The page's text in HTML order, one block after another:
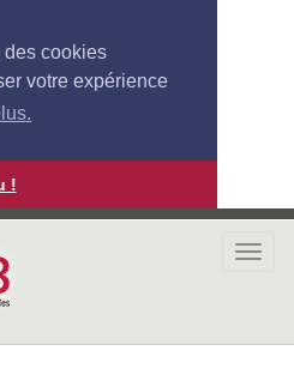
des cookies
votre expérience
!